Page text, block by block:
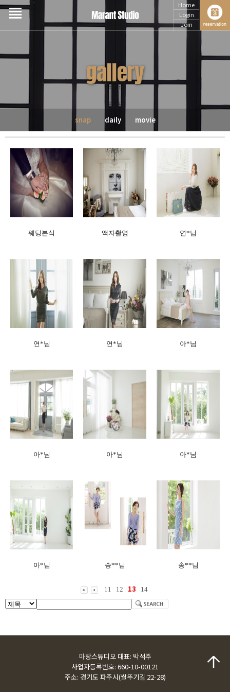
Home
Login
Join
gallery
snap daily movie
웨딩본식 액자촬영 연*님
연*님 연*님 아*님
아*님 아*님 아*님
아*님 송**님 송**님
11 12 13 14
마랑스튜디오 대표: 박석주
사업자등록번호: 660-10-00121
주소: 경기도 파주시(쌀뚜기길 22-28)